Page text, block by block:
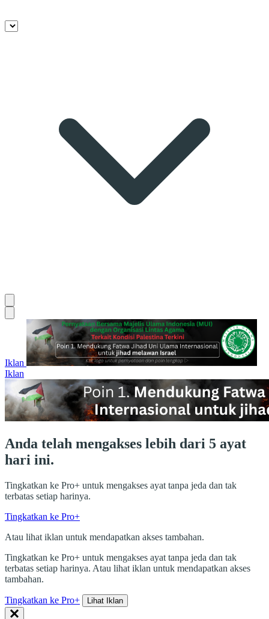
Iklan
Iklan
Anda telah mengakses lebih dari 5 ayat
hari ini.
Tingkatkan ke Pro+ untuk mengakses ayat tanpa jeda dan tak
terbatas setiap harinya.
Tingkatkan ke Pro+
Atau lihat iklan untuk mendapatkan akses tambahan.
Tingkatkan ke Pro+ untuk mengakses ayat tanpa jeda dan tak
terbatas setiap harinya. Atau lihat iklan untuk mendapatkan akses
tambahan.
Tingkatkan ke Pro+ Lihat Iklan